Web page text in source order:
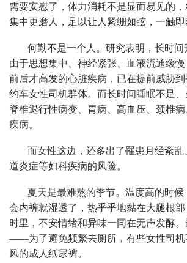
需要安慰了，体力消耗不是显而易见的
集中更磨人，足以让人紧绷如弦，一触即
何勤不是一个人。研究表明，长时间
由于思想集中、神经紧张、血液流通缓
前后才高发的心脏疾病，已在提前威胁到
约车女性司机群体。而长时间睡眠不足
脊椎退行性病变、胃病、高血压、颈椎
疾病。
而女性这边，还多出了罹患月经紊乱
道炎症等妇科疾病的风险。
夏天是最难熬的季节。温度高的时
会内裤就湿透了，热乎乎地黏在大腿根
时里，不安情绪和异味一同在无声发酵
——为了避免频繁去厕所，有些女性司机
风的成人纸尿裤。